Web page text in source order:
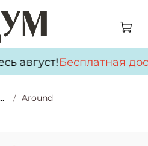
август!Бесплатная
Around